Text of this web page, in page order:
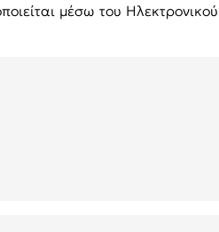
μέσω του